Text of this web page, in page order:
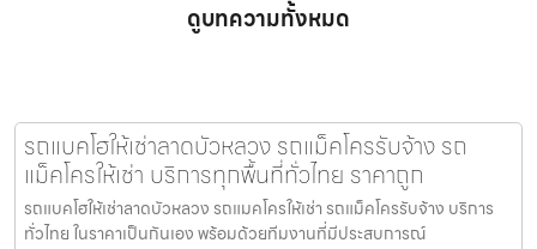
ดูบทความทั้งหมด
รถแบคโฮให้เช่าลาดบัวหลวง รถแม็คโครรับจ้าง รถ
แม็คโครให้เช่า บริการทุกพื้นที่ทั่วไทย ราคาถูก
รถแบคโฮให้เช่าลาดบัวหลวง รถแมคโครให้เช่า รถแม็คโครรับจ้าง บริการ
ทั่วไทย ในราคาเป็นกันเอง พร้อมด้วยทีมงานที่มีประสบการณ์